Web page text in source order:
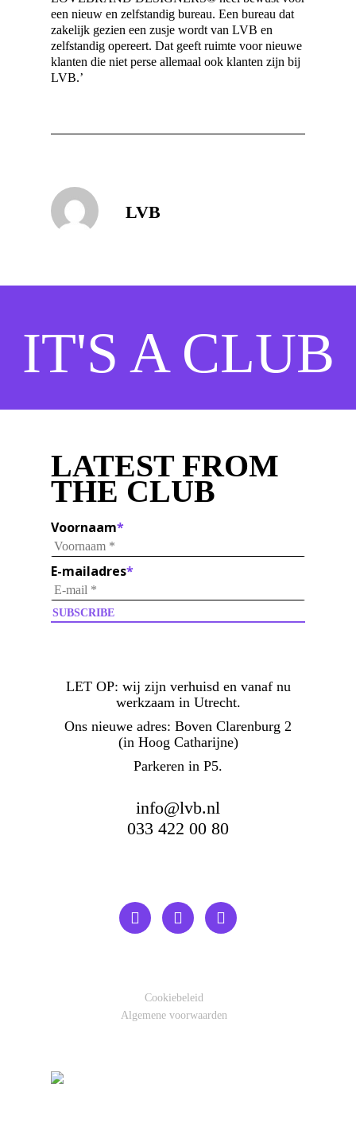
een nieuw en zelfstandig bureau. Een bureau dat
zakelijk gezien een zusje wordt van LVB en
zelfstandig opereert. Dat geeft ruimte voor nieuwe
klanten die niet perse allemaal ook klanten zijn bij
LVB.’
LVB
IT'S A CLUB
LATEST FROM
THE CLUB
Voornaam*
E-mailadres*
LET OP: wij zijn verhuisd en vanaf nu
werkzaam in Utrecht.
Ons nieuwe adres: Boven Clarenburg 2
(in Hoog Catharijne)
Parkeren in P5.
info@lvb.nl
033 422 00 80
Cookiebeleid
Algemene voorwaarden